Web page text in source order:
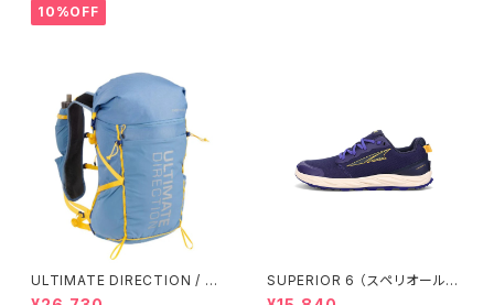
10%OFF
ULTIMATE DIRECTION / ア
ルティメット ディレクション Fas
SUPERIOR 6 （スペリオール
6） ウィメンズ Dark Purple